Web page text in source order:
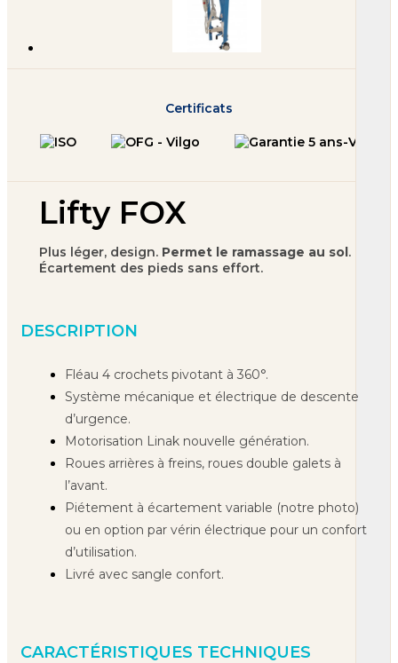
Certificats
Lifty FOX
Plus léger, design. Permet le ramassage au sol.
Écartement des pieds sans effort.
DESCRIPTION
Fléau 4 crochets pivotant à 360°.
Système mécanique et électrique de descente
d’urgence.
Motorisation Linak nouvelle génération.
Roues arrières à freins, roues double galets à
l’avant.
Piétement à écartement variable (notre photo)
ou en option par vérin électrique pour un confort
d’utilisation.
Livré avec sangle confort.
CARACTÉRISTIQUES TECHNIQUES